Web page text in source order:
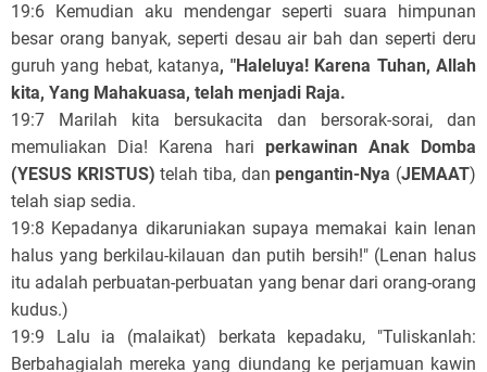
19:6 Kemudian aku mendengar seperti suara himpunan
besar orang banyak, seperti desau air bah dan seperti deru
guruh yang hebat, katanya, "Haleluya! Karena Tuhan, Allah
kita, Yang Mahakuasa, telah menjadi Raja.
19:7 Marilah kita bersukacita dan bersorak-sorai, dan
memuliakan Dia! Karena hari perkawinan Anak Domba
(YESUS KRISTUS) telah tiba, danpengantin-Nya (JEMAAT)
telah siap sedia.
19:8 Kepadanya dikaruniakan supaya memakai kain lenan
halus yang berkilau-kilauan dan putih bersih!" (Lenan halus
itu adalah perbuatan-perbuatan yang benar dari orang-orang
kudus.)
19:9 Lalu ia (malaikat) berkata kepadaku, "Tuliskanlah:
Berbahagialah mereka yang diundang ke perjamuan kawin